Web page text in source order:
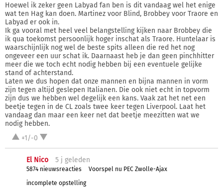
Hoewel ik zeker geen Labyad fan ben is dit vandaag wel het enige
wat ten Hag kan doen. Martinez voor Blind, Brobbey voor Traore en
Labyad er ook in.
Ik ga vooral met heel veel belangstelling kijken naar Brobbey die
ik qua toekomst persoonlijk hoger inschat als Traore. Huntelaar is
waarschijnlijk nog wel de beste spits alleen die red het nog
ongeveer een uur schat ik. Daarnaast heb je dan geen pinchhitter
meer die we toch echt nodig hebben bij een eventuele gelijke
stand of achterstand.
Laten we dus hopen dat onze mannen en bijna mannen in vorm
zijn tegen altijd geslepen Italianen. Die ook niet echt in topvorm
zijn dus we hebben wel degelijk een kans. Vaak zat het net een
beetje tegen in de CL zoals twee keer tegen Liverpool. Laat het
vandaag dan maar een keer net dat beetje meezitten wat we
nodig hebben.
+1/-0
El Nico 5 j geleden
5874 nieuwsreacties
Voorspel nu PEC Zwolle-Ajax
incomplete opstelling